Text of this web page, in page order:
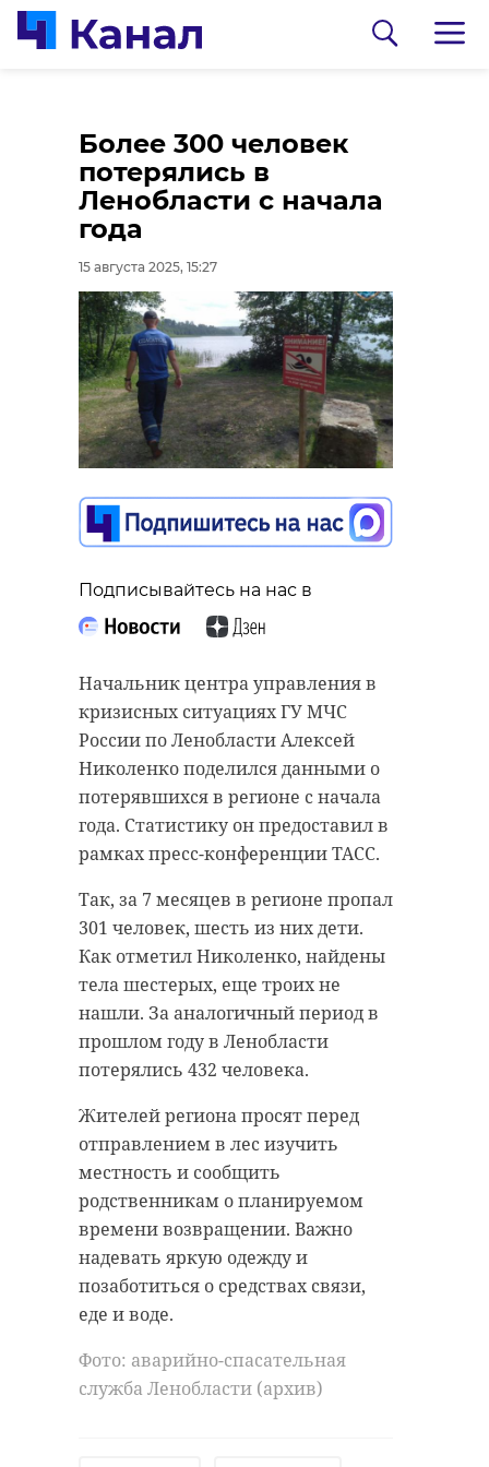
Более 300 человек
потерялись в
Ленобласти с начала
года
15 августа 2025, 15:27
Подписывайтесь на нас в
Начальник центра управления в
кризисных ситуациях ГУ МЧС
России по Ленобласти Алексей
Николенко поделился данными о
потерявшихся в регионе с начала
года. Статистику он предоставил в
рамках пресс-конференции ТАСС.
Так, за 7 месяцев в регионе пропал
301 человек, шесть из них дети.
Как отметил Николенко, найдены
тела шестерых, еще троих не
нашли. За аналогичный период в
прошлом году в Ленобласти
потерялись 432 человека.
Жителей региона просят перед
отправлением в лес изучить
местность и сообщить
родственникам о планируемом
времени возвращении. Важно
надевать яркую одежду и
позаботиться о средствах связи,
еде и воде.
Фото: аварийно-спасательная
служба Ленобласти (архив)
С начала года на
вокзалах Выборга
помогли 250
инвалидам
15 августа 2025, 15:12
Подписывайтесь на нас в
На вокзалах Выборга не оставляют
без внимания маломобильных
пассажиров. За 7 месяцев
сотрудники оказали помощь 250
инвалидам, сообщили 15 августа в
пресс-службе Октябрьской
железной дороги.
Специалисты сопровождали
пассажиров к кассам, платформам
и в залы ожидания. Также людям
помогали с комфортной посадкой
в поезд и высадкой из него.
Заявки на оказание помощь
принимают в Центрах содействия
мобильности по телефону 8 (800)
775-00-00, в приложении "РЖД
Пассажирам" и на сайте РЖД.
Фото:
https://pxhere.com/ru/photo/1022982
выборг
помощь инвалидам
Корональная дыра
на Солнце чревата
магнитными бурями
на Земле
15 августа 2025, 14:57
Подписывайтесь на нас в
На обращенной к Земле стороне
Солнца несколько дней видна
крупная корональная дыра. За
последние сутки ее площадь и
размеры увеличились примерно
на 50%. В области дыры заметно
сильное потемнение в верхних и
атмосферы, что говорит о мощном
и плотном потоке солнечного
ветра.
По прогнозу, скорость солнечного
ветра около Земли начнет расти в
понедельник, 18 августа, и к 19–20
с — почти в 2–2,5 раза выше
обычного уровня.
Сейчас геомагнитное поле Земли
остается спокойным, включая
ближайшие выходные.
Повышенная скорость солнечного
ветра в ближайшие дни может
существенно влиять на
геомагнитную обстановку в